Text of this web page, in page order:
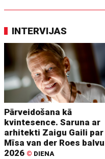
INTERVIJAS
Pārveidošana kā
kvintesence. Saruna ar
arhitekti Zaigu Gaili par
Mīsa van der Roes balvu
2026 © DIENA